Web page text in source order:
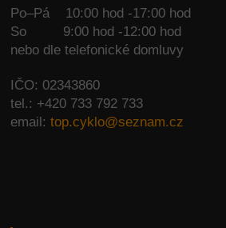
Po–Pá 10:00 hod -17:00 hod
So
9:00 hod -12:00 hod
nebo dle telefonické domluvy
IČO: 02343860
tel.: +420 733 792 733
email:top.cyklo@seznam.cz